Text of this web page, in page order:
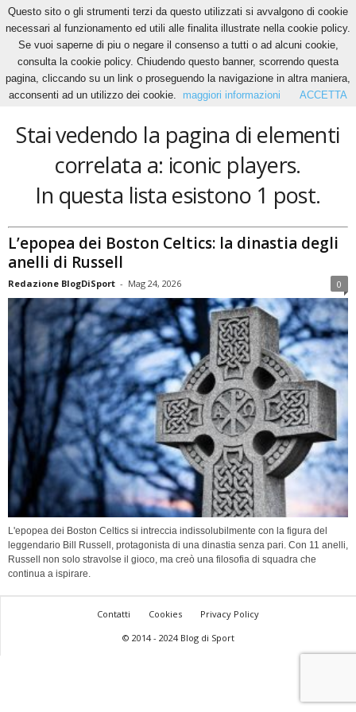
Home Tags Iconic players
iconic players
Stai vedendo la pagina di elementi
correlata a: iconic players.
In questa lista esistono 1 post.
L’epopea dei Boston Celtics: la dinastia degli
anelli di Russell
Redazione BlogDiSport - Mag 24, 2026 0
L'epopea dei Boston Celtics si intreccia indissolubilmente con la figura del
leggendario Bill Russell, protagonista di una dinastia senza pari. Con 11 anelli,
Russell non solo stravolse il gioco, ma creò una filosofia di squadra che
continua a ispirare.
Contatti Cookies
Privacy Policy
© 2014 - 2024 Blog di Sport
Questo sito o gli strumenti terzi da questo utilizzati si avvalgono di cookie
necessari al funzionamento ed utili alle finalita illustrate nella cookie policy.
Se vuoi saperne di piu o negare il consenso a tutti o ad alcuni cookie,
consulta la cookie policy. Chiudendo questo banner, scorrendo questa
pagina, cliccando su un link o proseguendo la navigazione in altra maniera,
acconsenti ad un utilizzo dei cookie.
maggiori informazioni ACCETTA